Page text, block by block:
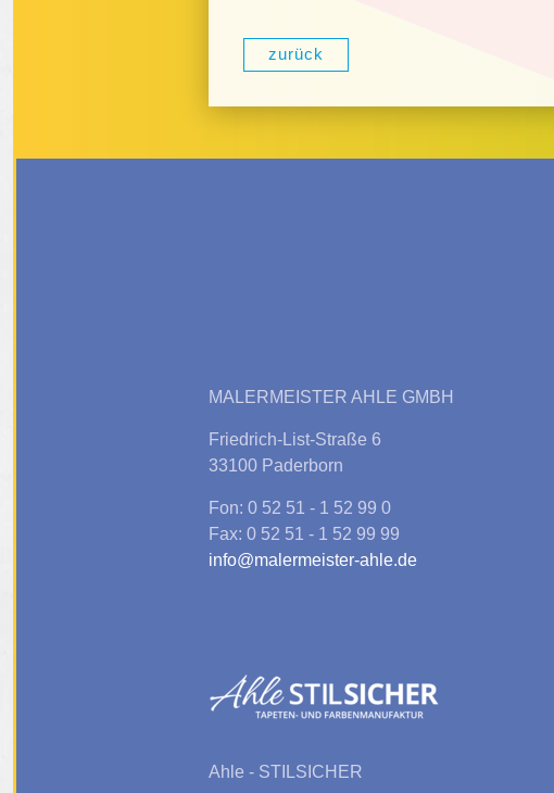
zurück
MALERMEISTER AHLE GMBH
Friedrich-List-Straße 6
33100 Paderborn
Fon: 0 52 51 - 1 52 99 0
Fax: 0 52 51 - 1 52 99 99
info@malermeister-ahle.de
Ahle - STILSICHER